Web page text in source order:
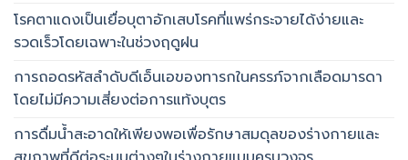
โรคตาแดงเป็นเยื่อบุตาอักเสบโรคที่แพร่กระจายได้ง่ายและ
รวดเร็วโดยเฉพาะในช่วงฤดูฝน
การถอดรหัสลำดับดีเอ็นเอของทารกในครรภ์จากเลือดมารดา
โดยไม่มีความเสี่ยงต่อการแท้งบุตร
การดื่มน้ำสะอาดให้เพียงพอเพื่อรักษาสมดุลของร่างกายและ